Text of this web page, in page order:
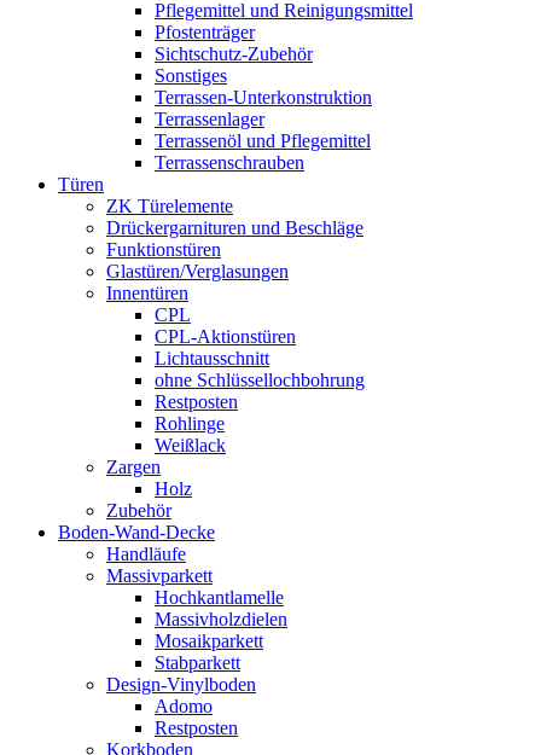
Pflegemittel und Reinigungsmittel
Pfostenträger
Sichtschutz-Zubehör
Sonstiges
Terrassen-Unterkonstruktion
Terrassenlager
Terrassenöl und Pflegemittel
Terrassenschrauben
Türen
ZK Türelemente
Drückergarnituren und Beschläge
Funktionstüren
Glastüren/Verglasungen
Innentüren
CPL
CPL-Aktionstüren
Lichtausschnitt
ohne Schlüssellochbohrung
Restposten
Rohlinge
Weißlack
Zargen
Holz
Zubehör
Boden-Wand-Decke
Handläufe
Massivparkett
Hochkantlamelle
Massivholzdielen
Mosaikparkett
Stabparkett
Design-Vinylboden
Adomo
Restposten
Korkboden